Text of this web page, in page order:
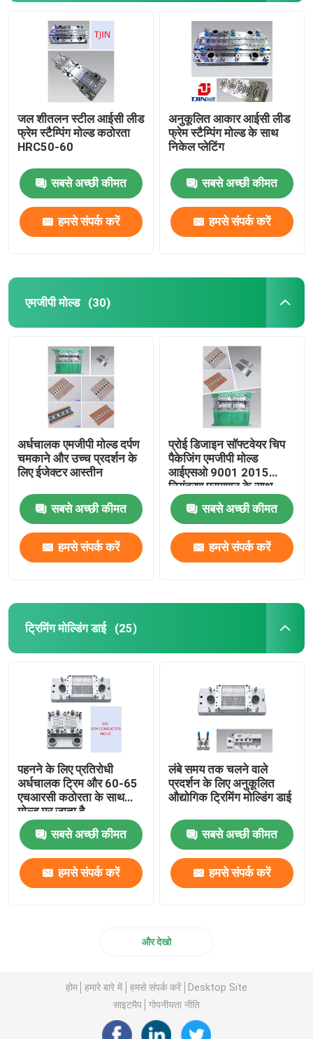
जल शीतलन स्टील आईसी लीड
फ्रेम स्टैम्पिंग मोल्ड कठोरता
HRC50-60
सबसे अच्छी कीमत
हमसे संपर्क करें
अनुकूलित आकार आईसी लीड
फ्रेम स्टैम्पिंग मोल्ड के साथ
निकेल प्लेटिंग
सबसे अच्छी कीमत
हमसे संपर्क करें
एमजीपी मोल्ड (30)
अर्धचालक एमजीपी मोल्ड दर्पण
चमकाने और उच्च प्रदर्शन के
लिए ईजेक्टर आस्तीन
सबसे अच्छी कीमत
हमसे संपर्क करें
प्रोई डिजाइन सॉफ्टवेयर चिप
पैकेजिंग एमजीपी मोल्ड
आईएसओ 9001 2015
नियंत्रण प्रमाणन के साथ
सबसे अच्छी कीमत
हमसे संपर्क करें
ट्रिमिंग मोल्डिंग डाई (25)
पहनने के लिए प्रतिरोधी
अर्धचालक ट्रिम और 60-65
एचआरसी कठोरता के साथ
मोल्ड मर जाता है
सबसे अच्छी कीमत
हमसे संपर्क करें
लंबे समय तक चलने वाले
प्रदर्शन के लिए अनुकूलित
औद्योगिक ट्रिमिंग मोल्डिंग डाई
सबसे अच्छी कीमत
हमसे संपर्क करें
और देखो
होम हमारे बारे में हमसे संपर्क करें
Desktop Site
साइटमैप
गोपनीयता नीति